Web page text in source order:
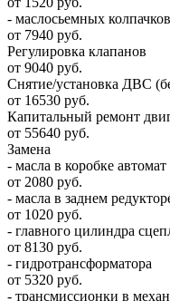
- маслосьемных колпачков
от 7940 руб.
Регулировка клапанов
от 9040 руб.
Снятие/установка ДВС
от 16530 руб.
Капитальный ремонт
от 55640 руб.
Замена
- масла в коробке автомат
от 2080 руб.
- масла в заднем
от 1020 руб.
- главного цилиндра
от 8130 руб.
- гидротрансформатора
от 5320 руб.
- трансмиссионки в